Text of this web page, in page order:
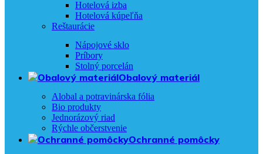
Hotelová izba
Hotelová kúpeľňa
Reštaurácie
Nápojové sklo
Príbory
Stolný porcelán
Obalový materiál
Alobal a potravinárska fólia
Bio produkty
Jednorázový riad
Rýchle občerstvenie
Ochranné pomôcky